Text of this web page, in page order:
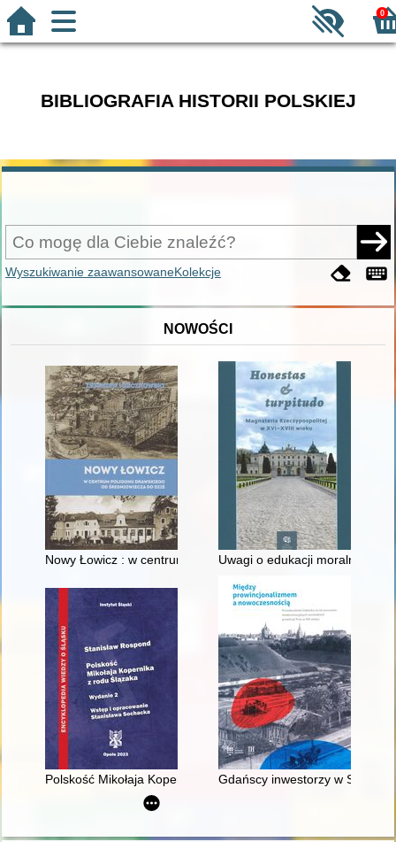
0
BIBLIOGRAFIA HISTORII POLSKIEJ
Wyszukiwanie zaawansowaneKolekcje
NOWOŚCI
Nowy Łowicz : w centrum poligonu drawskiego od
Uwagi o edukacji moralnej
Polskość Mikołaja Kopernika z rodu Ślązaka
Gdańscy inwestorzy w